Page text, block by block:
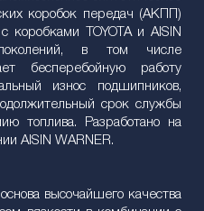
коробок передач (АКПП)
коробками TOYOTA и AISIN
в том числе
бесперебойную работу
износ подшипников,
срок службы
топлива. Разработано на
AISIN WARNER.
высочайшего качества